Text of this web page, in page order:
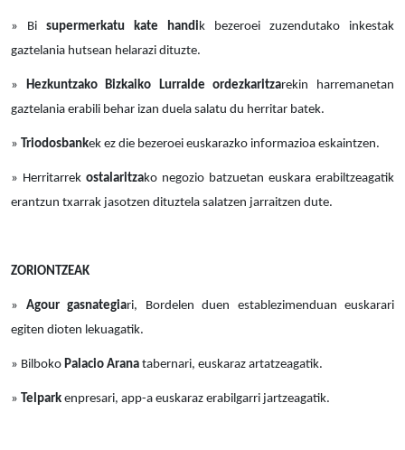
» Bi supermerkatu kate handi k bezeroei zuzendutako inkestak
gaztelania hutsean helarazi dituzte.
» Hezkuntzako Bizkaiko Lurralde ordezkaritzarekin harremanetan
gaztelania erabili behar izan duela salatu du herritar batek.
» Triodosbankek ez die bezeroei euskarazko informazioa eskaintzen.
» Herritarrek ostalaritzako negozio batzuetan euskara erabiltzeagatik
erantzun txarrak jasotzen dituztela salatzen jarraitzen dute.
ZORIONTZEAK
» Agour gasnategiari, Bordelen duen establezimenduan euskarari
egiten dioten lekuagatik.
» Bilboko Palacio Arana tabernari, euskaraz artatzeagatik.
» Telpark enpresari, app-a euskaraz erabilgarri jartzeagatik.